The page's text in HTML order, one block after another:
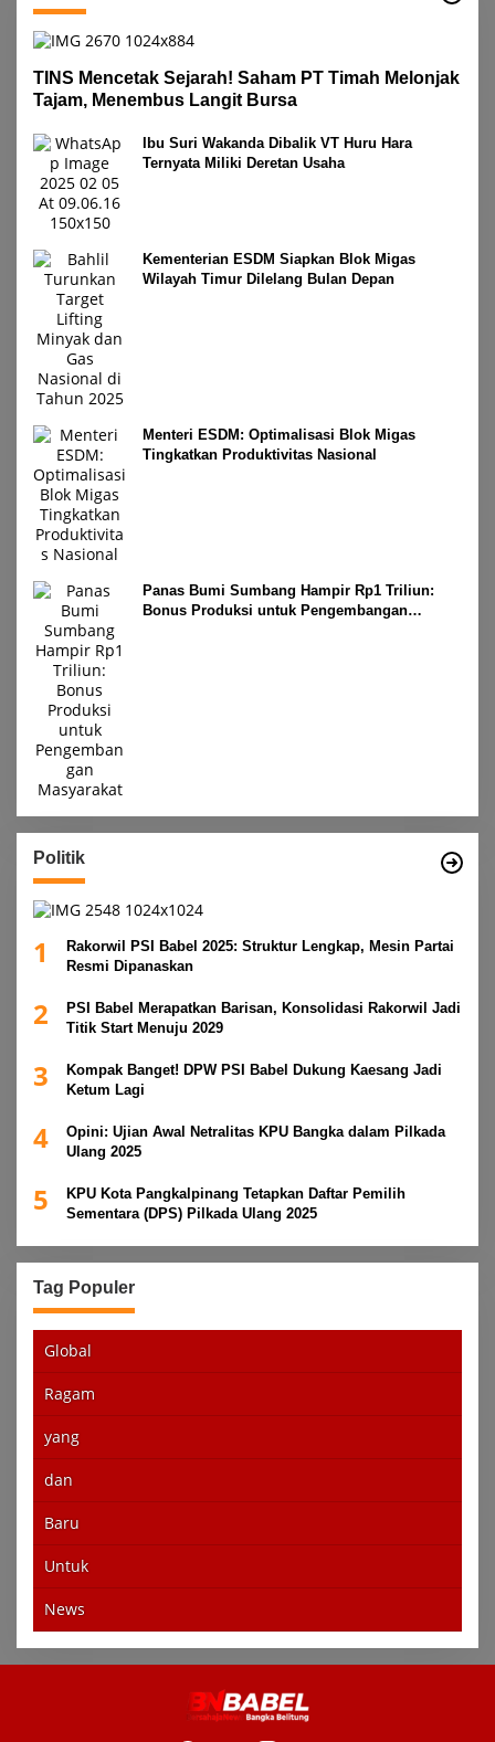
TINS Mencetak Sejarah! Saham PT Timah Melonjak
Tajam, Menembus Langit Bursa
Ibu Suri Wakanda Dibalik VT Huru Hara
Ternyata Miliki Deretan Usaha
Kementerian ESDM Siapkan Blok Migas
Wilayah Timur Dilelang Bulan Depan
Menteri ESDM: Optimalisasi Blok Migas
Tingkatkan Produktivitas Nasional
Panas Bumi Sumbang Hampir Rp1 Triliun:
Bonus Produksi untuk Pengembangan
Politik
1
Rakorwil PSI Babel 2025: Struktur Lengkap, Mesin Partai
Resmi Dipanaskan
2
PSI Babel Merapatkan Barisan, Konsolidasi Rakorwil Jadi
Titik Start Menuju 2029
3
Kompak Banget! DPW PSI Babel Dukung Kaesang Jadi
Ketum Lagi
4
Opini: Ujian Awal Netralitas KPU Bangka dalam Pilkada
Ulang 2025
5
KPU Kota Pangkalpinang Tetapkan Daftar Pemilih
Sementara (DPS) Pilkada Ulang 2025
Tag Populer
Global
Ragam
yang
dan
Baru
Untuk
News